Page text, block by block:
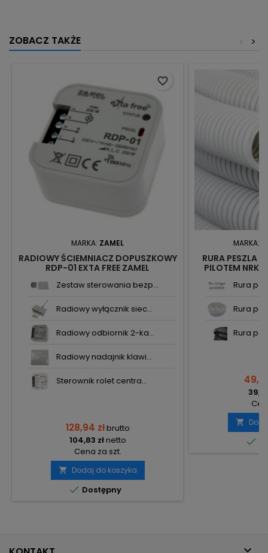
ZOBACZ TAKŻE >
<
MARKA: ZAMEL
RADIOWY ŚCIEMNIACZ DOPUSZKOWY
RDP-01 EXTA FREE ZAMEL
Zestaw sterowania bezp...
Radiowy wyłącznik siec...
Radiowy odbiornik 2-ka...
Radiowy nadajnik klawi...
Sterownik rolet centra...
128,94 złbrutto
104,83 złnetto
Cena za szt.
 Dodaj do koszyka
 Dostępny
favorite_border
MARKA:
RURA PESZLA
PILOTEM
Rura
Rura
Rura

